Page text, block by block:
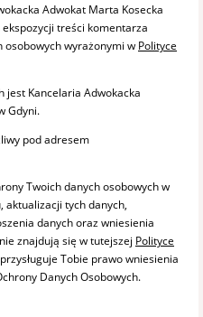
Adwokat Marta Kosecka
treści komentarza
osobowych wyrażonymi w Polityce
Kancelaria Adwokacka
Gdyni.
pod adresem
Twoich danych osobowych w
aktualizacji tych danych,
danych oraz wniesienia
znajdują się w tutejszej Polityce
Tobie prawo wniesienia
Danych Osobowych.